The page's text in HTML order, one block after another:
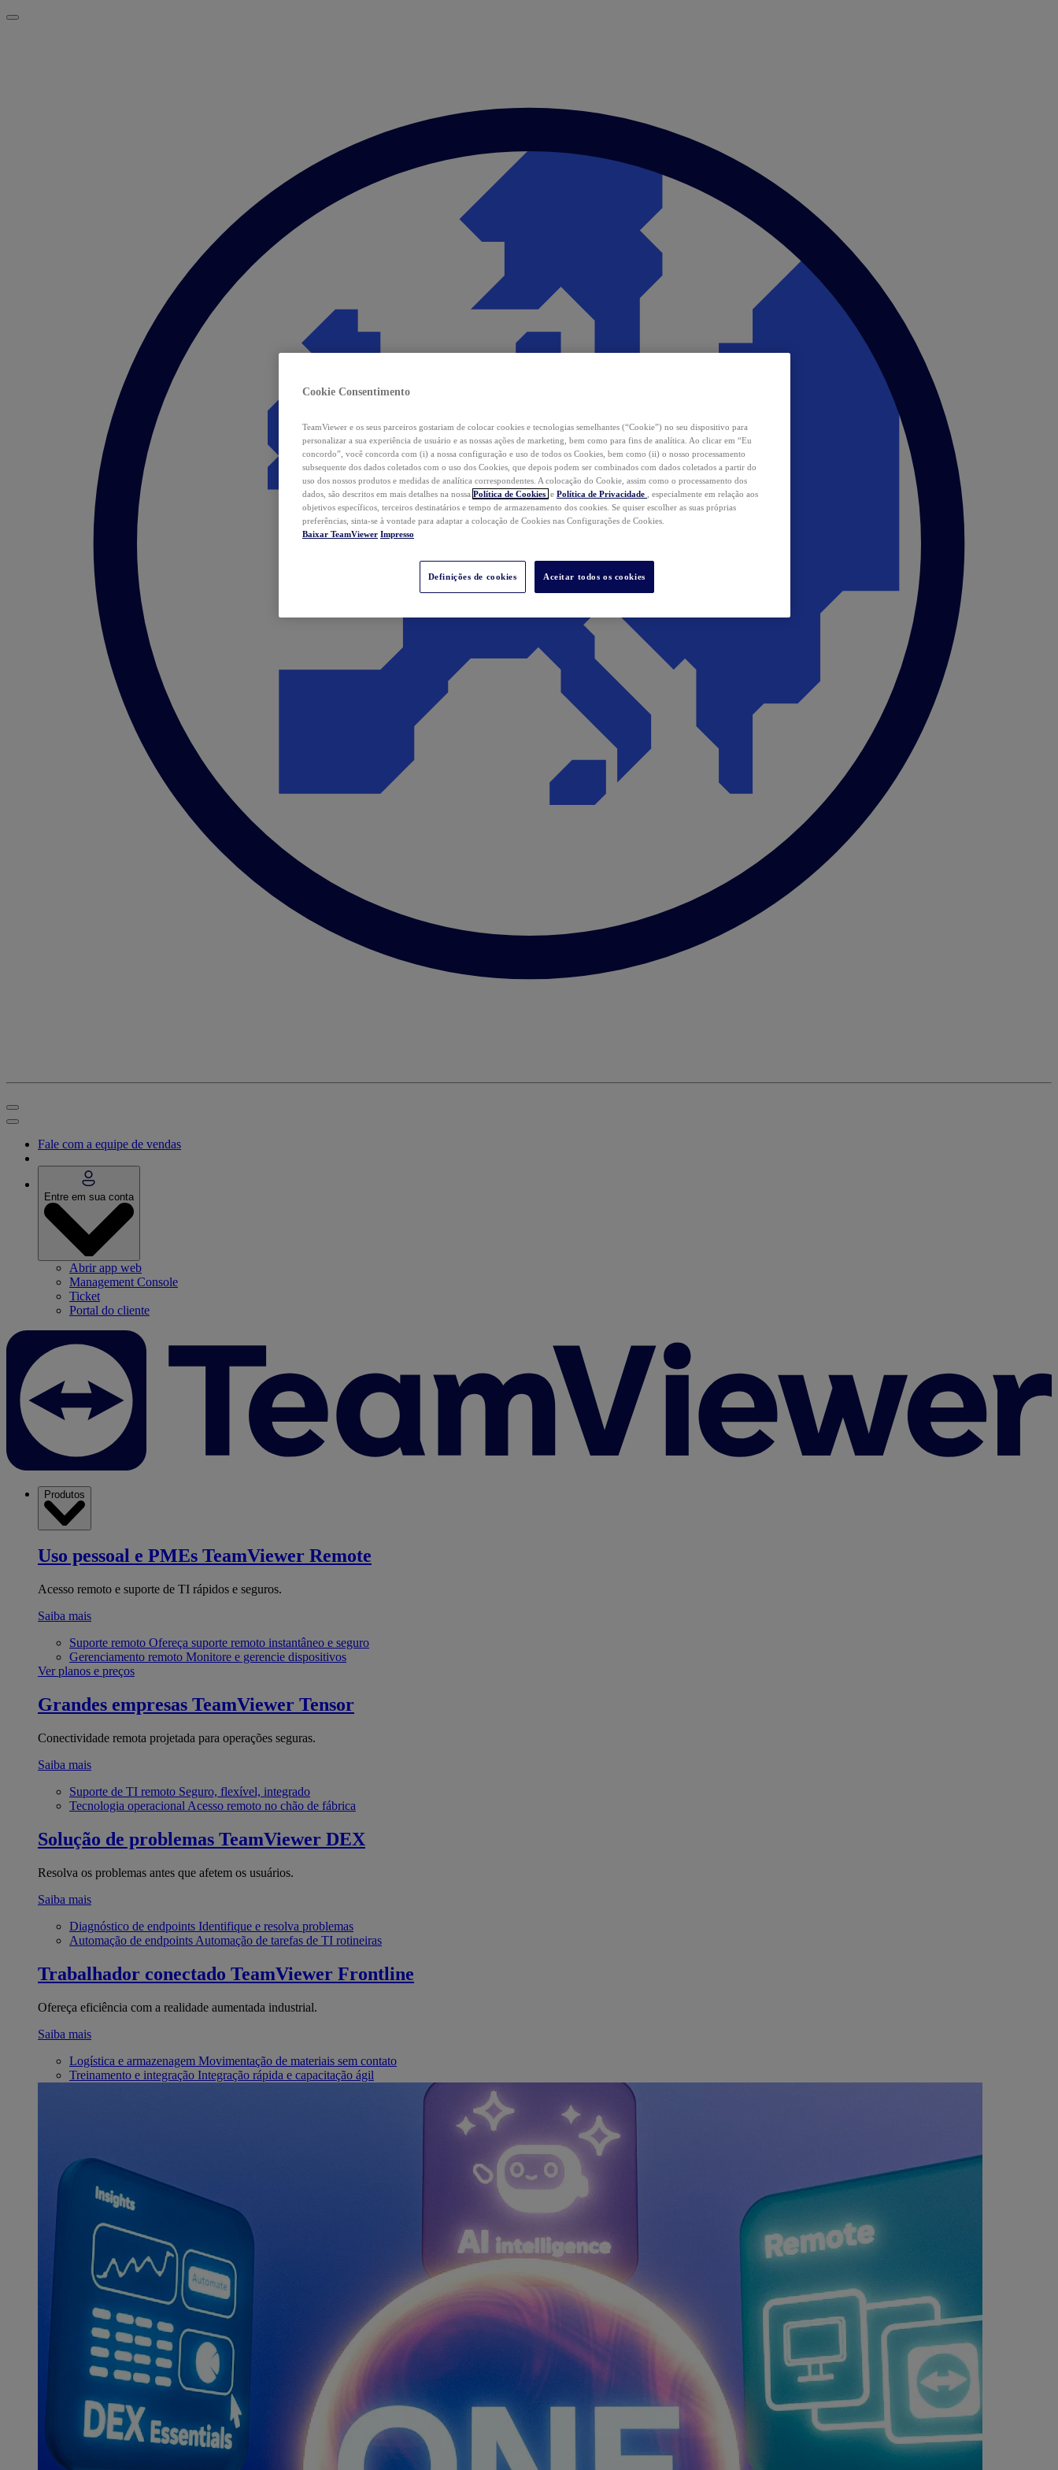
Fale com a equipe de vendas
Entre em sua conta
Abrir app web
Management Console
Ticket
Portal do cliente
Produtos
Uso pessoal e PMEs TeamViewer Remote
Acesso remoto e suporte de TI rápidos e seguros.
Saiba mais
Suporte remoto Ofereça suporte remoto instantâneo e seguro
Gerenciamento remoto Monitore e gerencie dispositivos
Ver planos e preços
Grandes empresas TeamViewer Tensor
Conectividade remota projetada para operações seguras.
Saiba mais
Suporte de TI remoto Seguro, flexível, integrado
Tecnologia operacional Acesso remoto no chão de fábrica
Solução de problemas TeamViewer DEX
Resolva os problemas antes que afetem os usuários.
Saiba mais
Diagnóstico de endpoints Identifique e resolva problemas
Automação de endpoints Automação de tarefas de TI rotineiras
Trabalhador conectado TeamViewer Frontline
Ofereça eficiência com a realidade aumentada industrial.
Saiba mais
Logística e armazenagem Movimentação de materiais sem contato
Treinamento e integração Integração rápida e capacitação ágil
Cookie Consentimento
TeamViewer e os seus parceiros gostariam de colocar cookies e tecnologias semelhantes (“Cookie”) no seu dispositivo para
personalizar a sua experiência de usuário e as nossas ações de marketing, bem como para fins de analítica. Ao clicar em “Eu
concordo”, você concorda com (i) a nossa configuração e uso de todos os Cookies, bem como (ii) o nosso processamento
subsequente dos dados coletados com o uso dos Cookies, que depois podem ser combinados com dados coletados a partir do
uso dos nossos produtos e medidas de analítica correspondentes. A colocação do Cookie, assim como o processamento dos
dados, são descritos em mais detalhes na nossa Política de Cookies e Política de Privacidade
, especialmente em relação aos
objetivos específicos, terceiros destinatários e tempo de armazenamento dos cookies. Se quiser escolher as suas próprias
preferências, sinta-se à vontade para adaptar a colocação de Cookies nas Configurações de Cookies.
Baixar TeamViewer Impresso
Definições de cookies Aceitar todos os cookies